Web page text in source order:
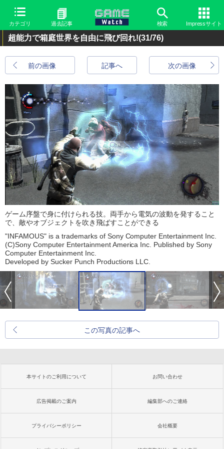
カテゴリ 過去記事 検索 Impressサイト
超能力で箱庭世界を自由に飛び回れ!(31/76)
前の画像 次の画像
記事へ
ゲーム序盤で身に付けられる技。両手から電気の波動を発すること
で、敵やオブジェクトを吹き飛ばすことができる
"INFAMOUS" is a trademarks of Sony Computer Entertainment Inc.
(C)Sony Computer Entertainment America Inc. Published by Sony
Computer Entertainment Inc.
Developed by Sucker Punch Productions LLC.
この写真の記事へ
本サイトのご利用について お問い合わせ
広告掲載のご案内 編集部へのご連絡
プライバシーポリシー 会社概要